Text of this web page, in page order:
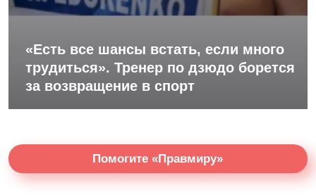
«Есть все шансы встать, если много
трудиться». Тренер по дзюдо борется
за возвращение в спорт
Помогите «Правмиру»